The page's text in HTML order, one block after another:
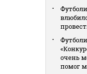
очень
помог